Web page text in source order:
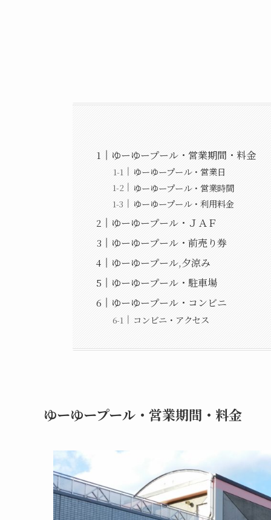
ゆーゆープール・営業期間・料金
ゆーゆープール・営業日
ゆーゆープール・営業時間
ゆーゆープール・利用料金
ゆーゆープール・ＪＡＦ
ゆーゆープール・前売り券
ゆーゆープール,夕涼み
ゆーゆープール・駐車場
ゆーゆープール・コンビニ
コンビニ・アクセス
ゆーゆープール・営業期間・料金